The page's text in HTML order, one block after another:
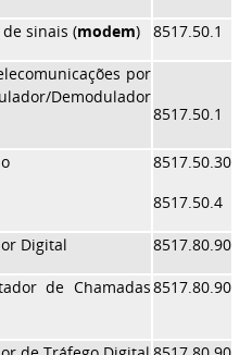
sinais (modem) 8517.50.1
por
Demodulador
8517.50.1
8517.50.30
8517.50.4
Digital 8517.80.90
de Chamadas8517.80.90